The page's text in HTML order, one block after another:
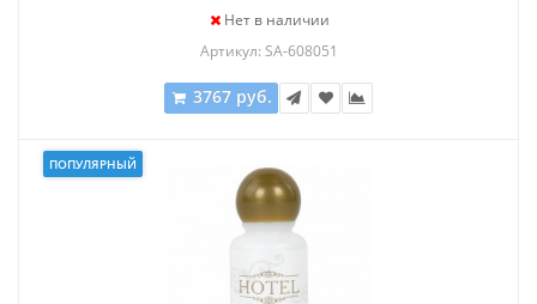
Нет в наличии
Артикул: SA-608051
3767 руб.
ПОПУЛЯРНЫЙ